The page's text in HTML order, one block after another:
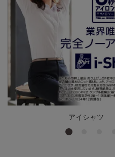
アイシャツ